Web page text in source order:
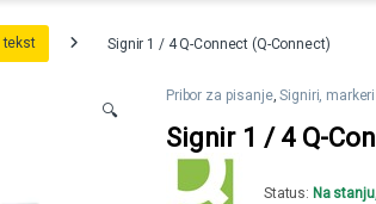
tekst Signir 1 / 4 Q-Connect (Q-Connect)
🔍
Pribor za pisanje,Signiri,
Signir 1 / 4 Q-
Status: Na